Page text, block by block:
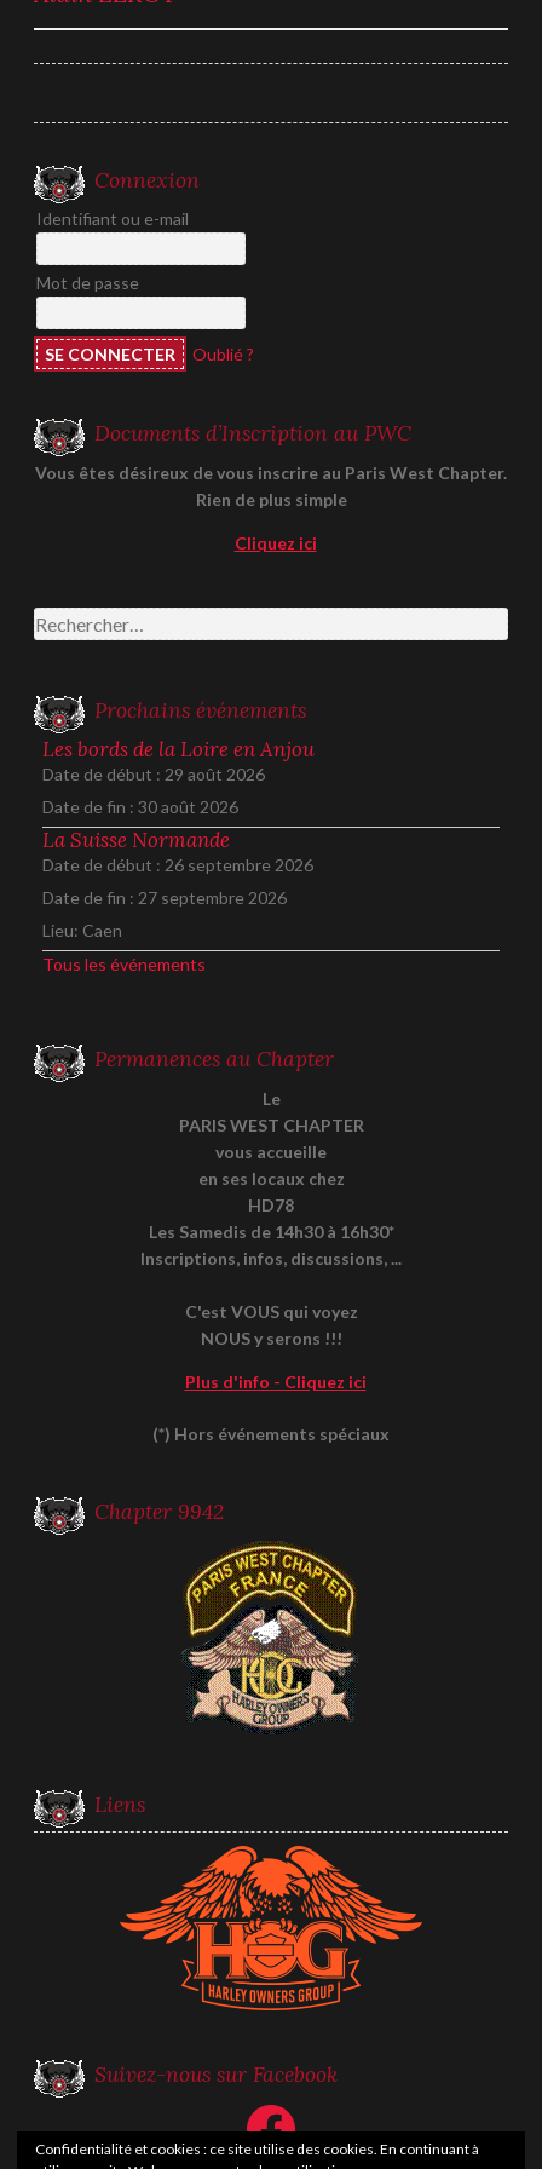
de
Connexion
Identifiant ou e-mail
Mot de passe
Oublié ?
Documents d’Inscription au PWC
Vous êtes désireux de vous inscrire au Paris West Chapter.
Rien de plus simple
Cliquez ici
Rechercher :
Prochains événements
Les bords de la Loire en Anjou
Date de début : 29 août 2026
Date de fin : 30 août 2026
La Suisse Normande
Date de début : 26 septembre 2026
Date de fin : 27 septembre 2026
Lieu: Caen
Tous les événements
Permanences au Chapter
Le
PARIS WEST CHAPTER
vous accueille
en ses locaux chez
HD78
Les Samedis de 14h30 à 16h30*
Inscriptions, infos, discussions, ...
C'est VOUS qui voyez
NOUS y serons !!!
Plus d'info - Cliquez ici
(*) Hors événements spéciaux
Chapter 9942
Liens
Suivez-nous sur Facebook
Facebook
Confidentialité et cookies : ce site utilise des cookies. En continuant à